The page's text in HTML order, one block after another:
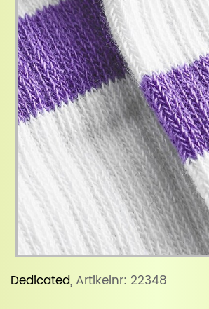
Dedicated, Artikelnr: 22348